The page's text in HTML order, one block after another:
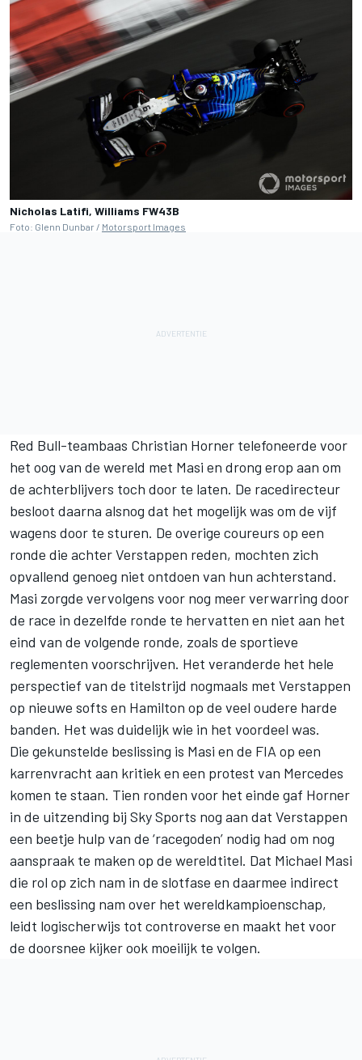
Nicholas Latifi, Williams FW43B
Foto: Glenn Dunbar / Motorsport Images
Red Bull-teambaas Christian Horner telefoneerde voor
het oog van de wereld met Masi en drong erop aan om
de achterblijvers toch door te laten. De racedirecteur
besloot daarna alsnog dat het mogelijk was om de vijf
wagens door te sturen. De overige coureurs op een
ronde die achter Verstappen reden, mochten zich
opvallend genoeg niet ontdoen van hun achterstand.
Masi zorgde vervolgens voor nog meer verwarring door
de race in dezelfde ronde te hervatten en niet aan het
eind van de volgende ronde, zoals de sportieve
reglementen voorschrijven. Het veranderde het hele
perspectief van de titelstrijd nogmaals met Verstappen
op nieuwe softs en Hamilton op de veel oudere harde
banden. Het was duidelijk wie in het voordeel was.
Die gekunstelde beslissing is Masi en de FIA op een
karrenvracht aan kritiek en een protest van Mercedes
komen te staan. Tien ronden voor het einde gaf Horner
in de uitzending bij Sky Sports nog aan dat Verstappen
een beetje hulp van de ‘racegoden’ nodig had om nog
aanspraak te maken op de wereldtitel. Dat Michael Masi
die rol op zich nam in de slotfase en daarmee indirect
een beslissing nam over het wereldkampioenschap,
leidt logischerwijs tot controverse en maakt het voor
de doorsnee kijkerook moeilijk te volgen.